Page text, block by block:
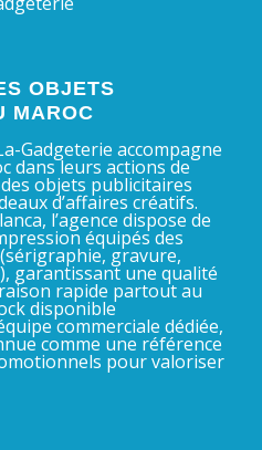
OBJETS
MAROC
Gadgeterie accompagne
dans leurs actions de
objets publicitaires
d’affaires créatifs.
l’agence dispose de
équipés des
gravure,
garantissant une qualité
rapide partout au
disponible
commerciale dédiée,
comme une référence
pour valoriser